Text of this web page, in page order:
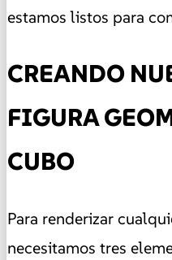
estamos listos para
CREANDO
FIGURA
CUBO
Para renderizar
necesitamos tres